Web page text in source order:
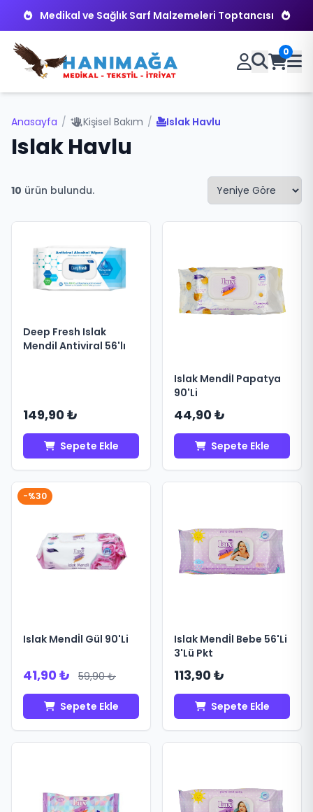
Medikal ve Sağlık Sarf Malzemeleri Toptancısı
0
Anasayfa / Kişisel Bakım / Islak Havlu
Islak Havlu
10 ürün bulundu.
Deep Fresh Islak
Mendil Antiviral 56'lı
149,90 ₺
Sepete Ekle
Islak Mendİl Papatya
90'Li
44,90 ₺
Sepete Ekle
-%30
Islak Mendİl Gül 90'Li
41,90 ₺ 59,90 ₺
Sepete Ekle
Islak Mendİl Bebe 56'Li
3'Lü Pkt
113,90 ₺
Sepete Ekle